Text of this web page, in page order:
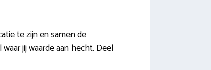
te zijn en samen de
jij waarde aan hecht. Deel